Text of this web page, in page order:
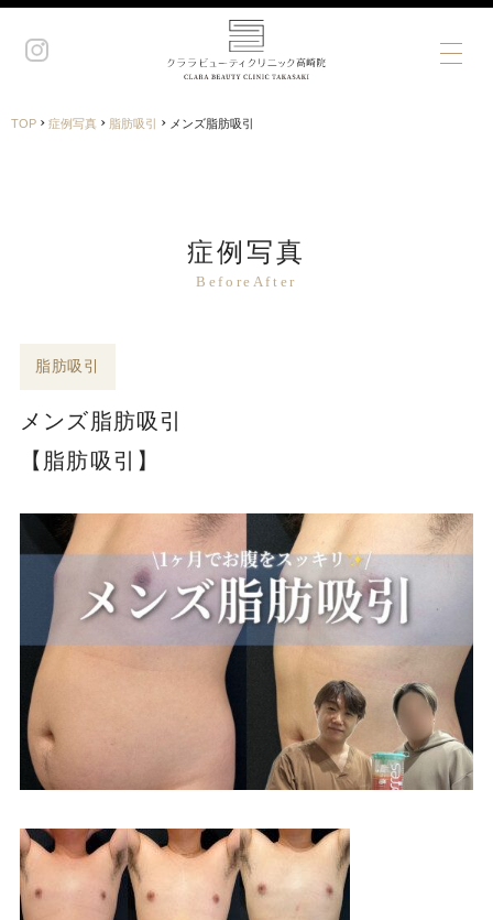
TOP › 症例写真 › 脂肪吸引 › メンズ脂肪吸引
症例写真
BeforeAfter
脂肪吸引
メンズ脂肪吸引
【脂肪吸引】